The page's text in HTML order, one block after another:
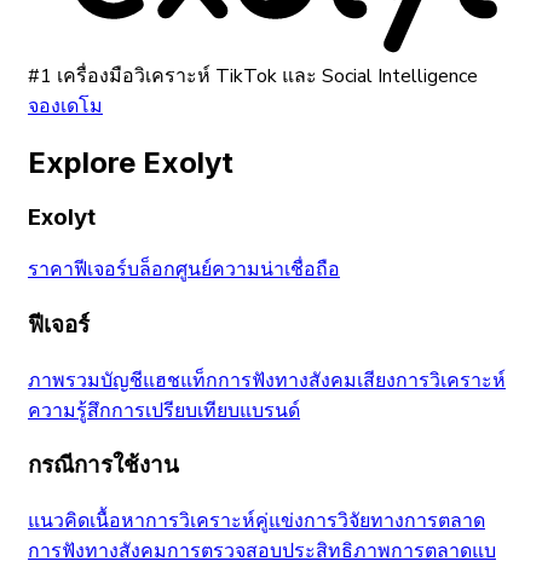
#1 เครื่องมือวิเคราะห์ TikTok และ Social Intelligence
จองเดโม
Explore Exolyt
Exolyt
ราคาฟีเจอร์บล็อกศูนย์ความน่าเชื่อถือ
ฟีเจอร์
ภาพรวมบัญชีแฮชแท็กการฟังทางสังคมเสียงการวิเคราะห์
ความรู้สึกการเปรียบเทียบแบรนด์
กรณีการใช้งาน
แนวคิดเนื้อหาการวิเคราะห์คู่แข่งการวิจัยทางการตลาด
การฟังทางสังคมการตรวจสอบประสิทธิภาพการตลาดแบ